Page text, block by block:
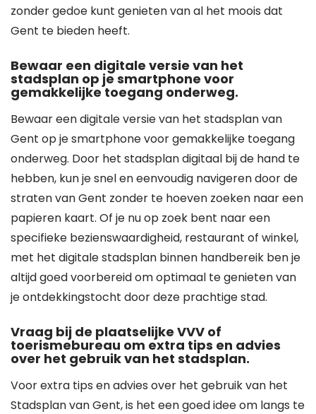
zonder gedoe kunt genieten van al het moois dat
Gent te bieden heeft.
Bewaar een digitale versie van het
stadsplan op je smartphone voor
gemakkelijke toegang onderweg.
Bewaar een digitale versie van het stadsplan van
Gent op je smartphone voor gemakkelijke toegang
onderweg. Door het stadsplan digitaal bij de hand te
hebben, kun je snel en eenvoudig navigeren door de
straten van Gent zonder te hoeven zoeken naar een
papieren kaart. Of je nu op zoek bent naar een
specifieke bezienswaardigheid, restaurant of winkel,
met het digitale stadsplan binnen handbereik ben je
altijd goed voorbereid om optimaal te genieten van
je ontdekkingstocht door deze prachtige stad.
Vraag bij de plaatselijke VVV of
toerismebureau om extra tips en advies
over het gebruik van het stadsplan.
Voor extra tips en advies over het gebruik van het
Stadsplan van Gent, is het een goed idee om langs te